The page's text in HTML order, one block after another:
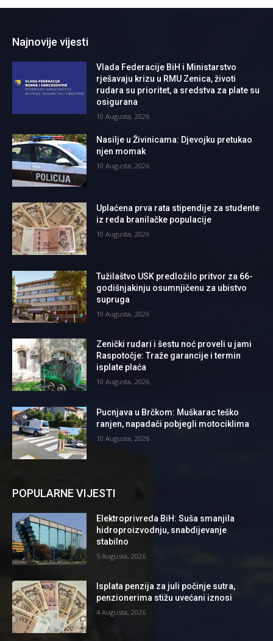
Najnovije vijesti
Vlada Federacije BiH i Ministarstvo
rješavaju krizu u RMU Zenica, životi
rudara su prioritet, a sredstva za plate su
osigurana
10 Augusta, 2026
Nasilje u Živinicama: Djevojku pretukao
njen momak
10 Augusta, 2026
Uplaćena prva rata stipendije za studente
iz reda branilačke populacije
10 Augusta, 2026
Tužilaštvo USK predložilo pritvor za 66-
godišnjakinju osumnjičenu za ubistvo
supruga
10 Augusta, 2026
Zenički rudari i šestu noć proveli u jami
Raspotočje: Traže garancije i termin
isplate plaća
10 Augusta, 2026
Pucnjava u Brčkom: Muškarac teško
ranjen, napadači pobjegli motociklima
10 Augusta, 2026
POPULARNE VIJESTI
Elektroprivreda BiH: Suša smanjila
hidroproizvodnju, snabdijevanje
stabilno
5 Augusta, 2026
Isplata penzija za juli počinje sutra,
penzionerima stižu uvećani iznosi
4 Augusta, 2026